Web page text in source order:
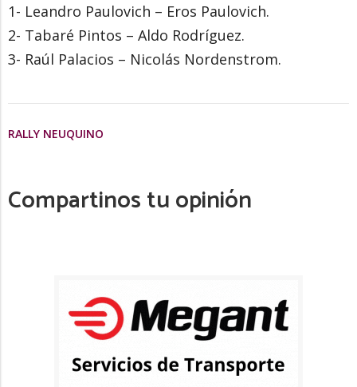
1- Leandro Paulovich – Eros Paulovich.
2- Tabaré Pintos – Aldo Rodríguez.
3- Raúl Palacios – Nicolás Nordenstrom.
RALLY NEUQUINO
Compartinos tu opinión